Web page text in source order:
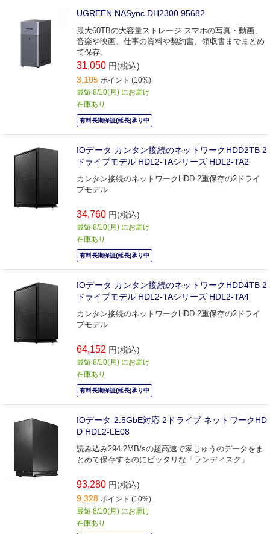
UGREEN NASync DH2300 95682
最大60TBの大容量ストレージ スマホの写真・動画、
音楽や映画、仕事の資料や契約書、領収書までまとめ
て保存。
31,050 円(税込)
3,105 ポイント (10%)
最短 8/10(月) にお届け
在庫あり
有料長期保証(延長)承り中
IOデータ カンタン接続のネットワークHDD2TB 2
ドライブモデル HDL2-TAシリーズ HDL2-TA2
カンタン接続のネットワークHDD 2重保存の2ドライ
ブモデル
34,760 円(税込)
最短 8/10(月) にお届け
在庫あり
有料長期保証(延長)承り中
IOデータ カンタン接続のネットワークHDD4TB 2
ドライブモデル HDL2-TAシリーズ HDL2-TA4
カンタン接続のネットワークHDD 2重保存の2ドライ
ブモデル
64,152 円(税込)
最短 8/10(月) にお届け
在庫あり
有料長期保証(延長)承り中
IOデータ 2.5GbE対応 2ドライブ ネットワークHD
D HDL2-LE08
読み込み294.2MB/sの超高速で家じゅうのデータをま
とめて保存するのにピッタリな「ランディスク」
93,280 円(税込)
9,328 ポイント (10%)
最短 8/10(月) にお届け
在庫あり